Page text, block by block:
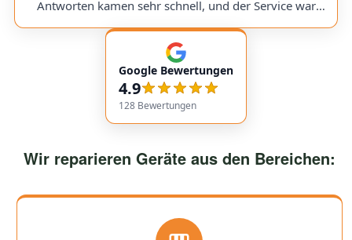
Antworten kamen sehr schnell, und der Service war
empfehlenswert! Very friendly and professional
communication. Responses came very quickly, and the
service overall was extremely friendly and reliable.
Highly recommended!
Google Bewertungen
4.9
128 Bewertungen
Wir reparieren Geräte aus den Bereichen: